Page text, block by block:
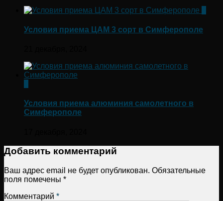
Условия приема ЦАМ 3 сорт в Симферополе
Условия приема алюминия самолетного в
Симферополе
Добавить комментарий
Ваш адрес email не будет опубликован. Обязательные
поля помечены *
Комментарий *